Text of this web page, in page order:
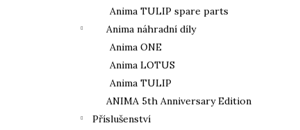
Anima TULIP spare parts
Anima náhradní díly
Anima ONE
Anima LOTUS
Anima TULIP
ANIMA 5th Anniversary Edition
Příslušenství